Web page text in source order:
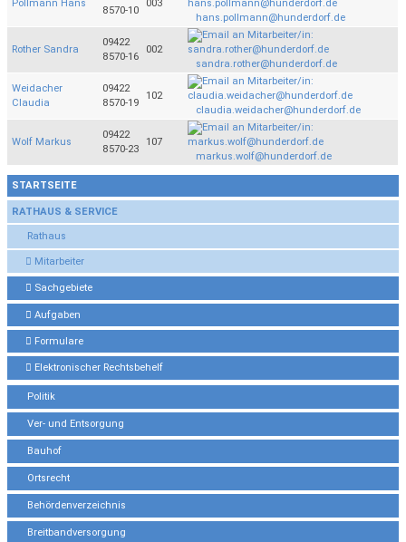
STARTSEITE
RATHAUS & SERVICE
Rathaus
Mitarbeiter
Sachgebiete
Aufgaben
Formulare
Elektronischer Rechtsbehelf
Politik
Ver- und Entsorgung
Bauhof
Ortsrecht
Behördenverzeichnis
Breitbandversorgung
Pollmann Hans
8570-10
003
hans.pollmann@hunderdorf.de
Rother Sandra
09422
8570-16
002
sandra.rother@hunderdorf.de
Weidacher
Claudia
09422
8570-19
102
claudia.weidacher@hunderdorf.de
Wolf Markus
09422
8570-23
107
markus.wolf@hunderdorf.de